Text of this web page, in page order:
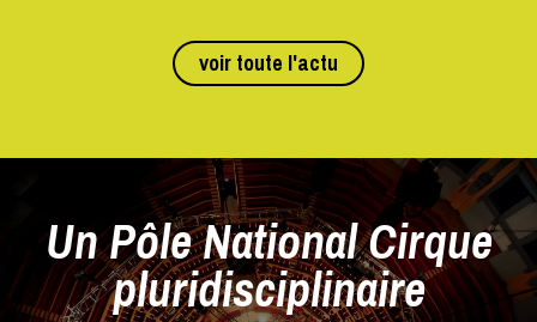
voir toute l'actu
Un Pôle National Cirque
pluridisciplinaire